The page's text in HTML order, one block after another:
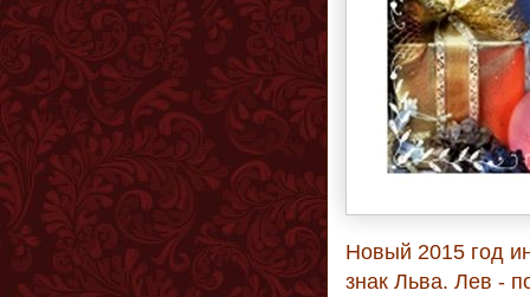
Новый 2015 год
знак Льва. Лев -